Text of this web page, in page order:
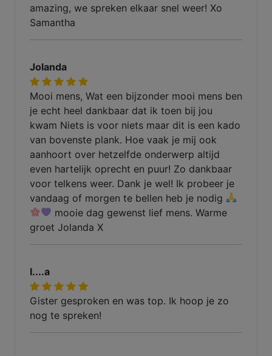
amazing, we spreken elkaar snel weer! Xo
Samantha
Jolanda
Mooi mens, Wat een bijzonder mooi mens ben
je echt heel dankbaar dat ik toen bij jou
kwam Niets is voor niets maar dit is een kado
van bovenste plank. Hoe vaak je mij ook
aanhoort over hetzelfde onderwerp altijd
even hartelijk oprecht en puur! Zo dankbaar
voor telkens weer. Dank je wel! Ik probeer je
vandaag of morgen te bellen heb je nodig
mooie dag gewenst lief mens. Warme
groet Jolanda X
I....a
Gister gesproken en was top. Ik hoop je zo
nog te spreken!